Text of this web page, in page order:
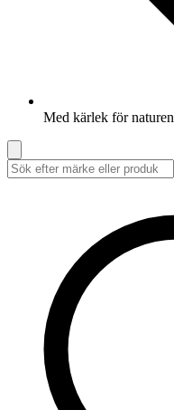
Med kärlek för naturen